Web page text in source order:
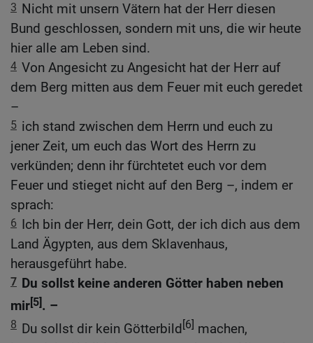
3 Nicht mit unsern Vätern hat der Herr diesen
Bund geschlossen, sondern mit uns, die wir heute
hier alle am Leben sind.
4 Von Angesicht zu Angesicht hat der Herr auf
dem Berg mitten aus dem Feuer mit euch geredet
–
5 ich stand zwischen dem Herrn und euch zu
jener Zeit, um euch das Wort des Herrn zu
verkünden; denn ihr fürchtetet euch vor dem
Feuer und stieget nicht auf den Berg –, indem er
sprach:
6 Ich bin der Herr, dein Gott, der ich dich aus dem
Land Ägypten, aus dem Sklavenhaus,
herausgeführt habe.
7 Du sollst keine anderen Götter haben neben
mir[5]. –
8 Du sollst dir kein Götterbild[6] machen,